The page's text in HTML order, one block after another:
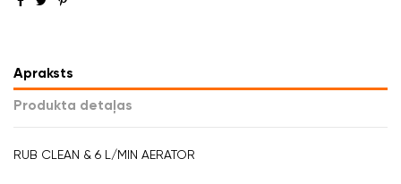
Apraksts
Produkta detaļas
RUB CLEAN & 6 L/MIN AERATOR